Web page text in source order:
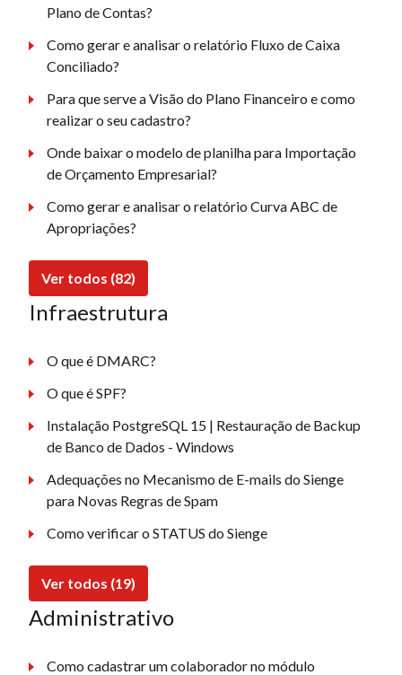
Plano de Contas?
Como gerar e analisar o relatório Fluxo de Caixa
Conciliado?
Para que serve a Visão do Plano Financeiro e como
realizar o seu cadastro?
Onde baixar o modelo de planilha para Importação
de Orçamento Empresarial?
Como gerar e analisar o relatório Curva ABC de
Apropriações?
Ver todos (82)
Infraestrutura
O que é DMARC?
O que é SPF?
Instalação PostgreSQL 15 | Restauração de Backup
de Banco de Dados - Windows
Adequações no Mecanismo de E-mails do Sienge
para Novas Regras de Spam
Como verificar o STATUS do Sienge
Ver todos (19)
Administrativo
Como cadastrar um colaborador no módulo